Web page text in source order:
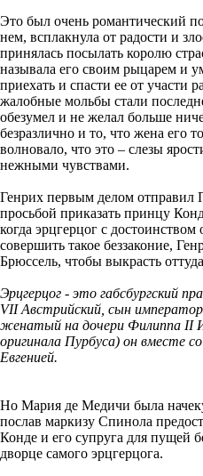
Это был очень романтический
нем, всплакнула от радости и
принялась посылать королю
называла его своим рыцарем и
приехать и спасти ее от участи
жалобные мольбы стали
обезумел и не желал больше
безразлично и то, что жена его
волновало, что это – слезы
нежными чувствами.
Генрих первым делом отправил
просьбой приказать принцу
когда эрцгерцог с достоинством
совершить такое беззаконие,
Брюссель, чтобы выкрасть
Эрцгерцог - это габсбургский
VII Австрийский, сын
женатый на дочери Филиппа II
оригинала Пурбуса) он вместе
Евгенией.
Но Мария де Медичи была
послав маркизу Спинола
Конде и его супруга для пущей
дворце самого эрцгерцога.